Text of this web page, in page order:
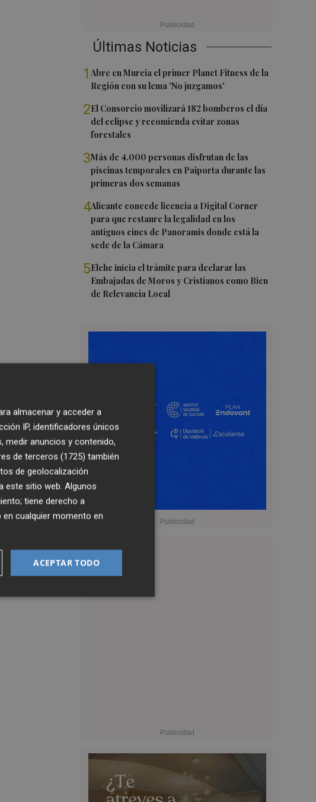
Últimas Noticias
1Abre en Murcia el primer Planet Fitness de la
Región con su lema 'No juzgamos'
2El Consorcio movilizará 182 bomberos el día
del eclipse y recomienda evitar zonas
forestales
3Más de 4.000 personas disfrutan de las
piscinas temporales en Paiporta durante las
primeras dos semanas
4Alicante concede licencia a Digital Corner
para que restaure la legalidad en los
antiguos cines de Panoramis donde está la
sede de la Cámara
5Elche inicia el trámite para declarar las
Embajadas de Moros y Cristianos como Bien
de Relevancia Local
almacenar y acceder a
IP, identificadores únicos
medir anuncios y contenido,
de terceros (1725) también
de geolocalización
este sitio web. Algunos
tiene derecho a
cualquier momento en
ACEPTAR TODO